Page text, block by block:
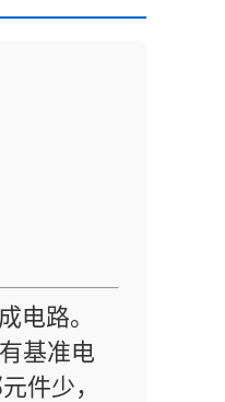
电路。
基准电
件少，